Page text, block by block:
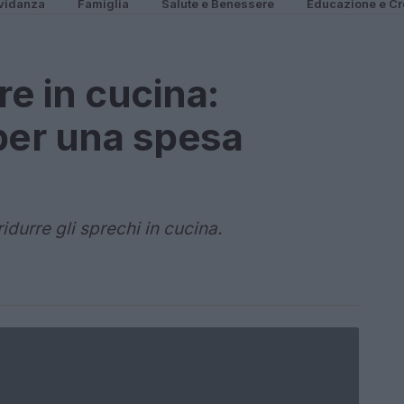
Famiglia Salute e Benessere Educazione e
in cucina:
una spesa
gli sprechi in cucina.